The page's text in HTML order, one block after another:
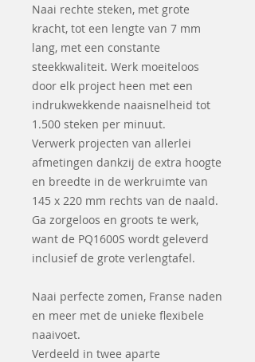
Naai rechte steken, met grote
kracht, tot een lengte van 7 mm
lang, met een constante
steekkwaliteit. Werk moeiteloos
door elk project heen met een
indrukwekkende naaisnelheid tot
1.500 steken per minuut.
Verwerk projecten van allerlei
afmetingen dankzij de extra hoogte
en breedte in de werkruimte van
145 x 220 mm rechts van de naald.
Ga zorgeloos en groots te werk,
want de PQ1600S wordt geleverd
inclusief de grote verlengtafel.
Naai perfecte zomen, Franse naden
en meer met de unieke flexibele
naaivoet.
Verdeeld in twee aparte